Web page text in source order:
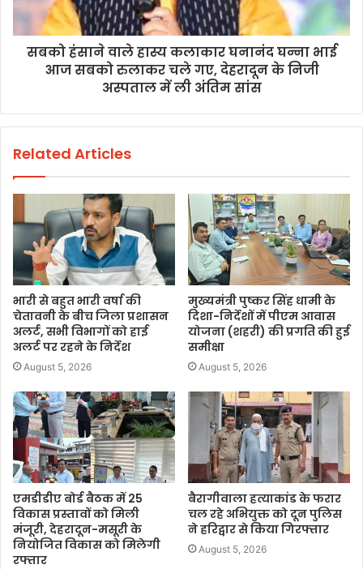
सबको हंसाने वाले हास्य कलाकार घनानंद घन्ना भाई
आज सबको रुलाकर चले गए, देहरादून के निजी
अस्पताल में ली अंतिम सांस
Related Articles
भारी से बहुत भारी वर्षा की
चेतावनी के बीच जिला प्रशासन
अलर्ट, सभी विभागों को हाई
अलर्ट पर रहने के निर्देश
August 5, 2026
मुख्यमंत्री पुष्कर सिंह धामी के
दिशा-निर्देशों में पीएम आवास
योजना (शहरी) की प्रगति की हुई
समीक्षा
August 5, 2026
एमडीडीए बोर्ड बैठक में 25
विकास प्रस्तावों को मिली
मंजूरी, देहरादून-मसूरी के
नियोजित विकास को मिलेगी
रफ्तार
बैरागीवाला हत्याकांड के फरार
चल रहे अभियुक्त को दून पुलिस
ने हरिद्वार से किया गिरफ्तार
August 5, 2026